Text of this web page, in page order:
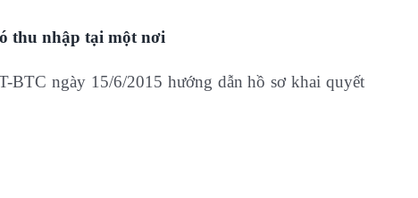
thu nhập tại một nơi
ngày 15/6/2015 hướng dẫn hồ sơ khai quyết